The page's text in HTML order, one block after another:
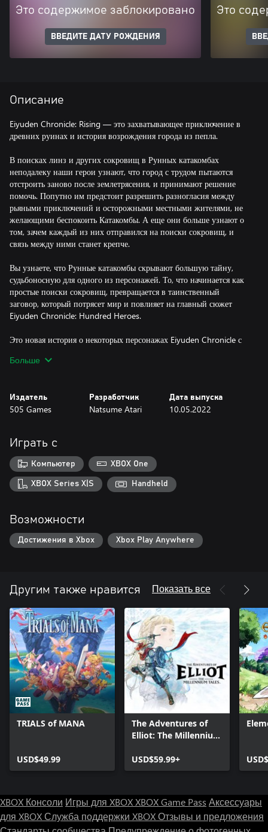
Это содержимое заблокировано
ВВЕДИТЕ ДАТУ РОЖДЕНИЯ
Это
Описание
Eiyuden Chronicle: Rising — это захватывающее приключение в
древних руинах и история возрождения города из пепла.
В поисках линз и других сокровищ в Рунных катакомбах
неподалеку наши герои узнают, что город с трудом пытаются
отстроить заново после землетрясения, и принимают решение
помочь. Попутно им предстоит разрешить разногласия между
рьяными приключений и осторожными местными жителями, не
желающими беспокоить Катакомбы. А еще они больше узнают о
том, зачем каждый из них отправился на поиски сокровищ, и
связь между ними станет крепче.
Вы узнаете, что Рунные катакомбы скрывают большую тайну,
судьбоносную для одного из персонажей. То, что начинается как
простые поиски сокровищ, превращается в таинственный
заговор, который потрясет мир и повлияет на главный сюжет
Eiyuden Chronicle: Hundred Heroes.
Это новая история о некоторых персонажах Eiyuden Chronicle с
градостроительными элементами.
Eiyuden Chronicle: Hundred Heroes.
изменено с JB на Тина.
Больше
Издатель
505 Games
Разработчик
Natsume Atari
Дата выпуска
10.05.2022
Играть с
Компьютер XBOX One
XBOX Series X|S Handheld
Возможности
Достижения в Xbox Xbox Play Anywhere
Другим также нравится Показать все
TRIALS of MANA
USD$49.99
The Adventures of
Elliot: The Millennium
USD$59.99+
XBOX Консоли Игры для XBOXXBOX Game Pass Аксессуары
для XBOXСлужба поддержки XBOXОтзывы и предложения